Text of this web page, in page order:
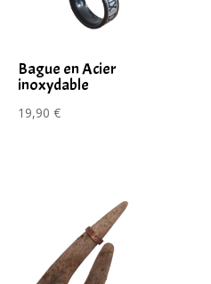
Bague en Acier
inoxydable
19,90€